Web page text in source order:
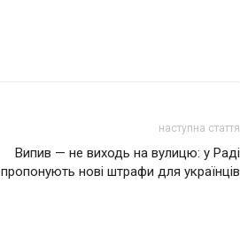
наступна стаття
Випив — не виходь на вулицю: у Раді
пропонують нові штрафи для українців